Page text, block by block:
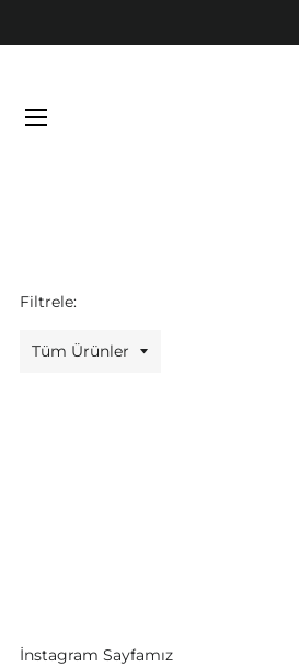
Filtrele:
İnstagram Sayfamız